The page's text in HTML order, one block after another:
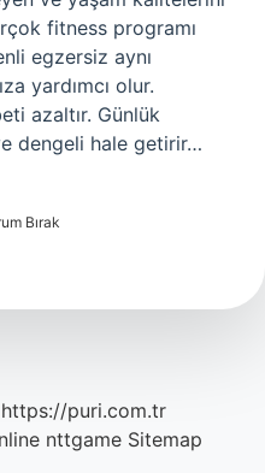
fitness programı
egzersiz aynı
yardımcı olur.
azaltır. Günlük
dengeli hale getirir…
Bırak
https://puri.com.tr
nttgame Sitemap